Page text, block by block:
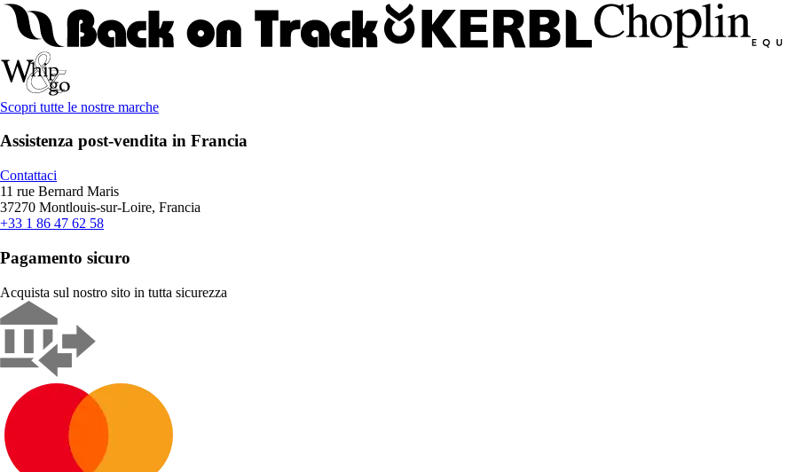
Scopri tutte le nostre marche
Assistenza post-vendita in Francia
Contattaci
11 rue Bernard Maris
37270 Montlouis-sur-Loire, Francia
+33 1 86 47 62 58
Pagamento sicuro
Acquista sul nostro sito in tutta sicurezza